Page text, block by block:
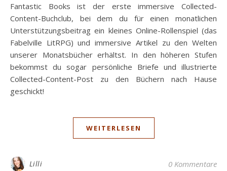
Fantastic Books ist der erste immersive Collected-
Content-Buchclub, bei dem du für einen monatlichen
Unterstützungsbeitrag ein kleines Online-Rollenspiel (das
Fabelville LitRPG) und immersive Artikel zu den Welten
unserer Monatsbücher erhältst. In den höheren Stufen
bekommst du sogar persönliche Briefe und illustrierte
Collected-Content-Post zu den Büchern nach Hause
geschickt!
WEITERLESEN
Lilli 0 Kommentare